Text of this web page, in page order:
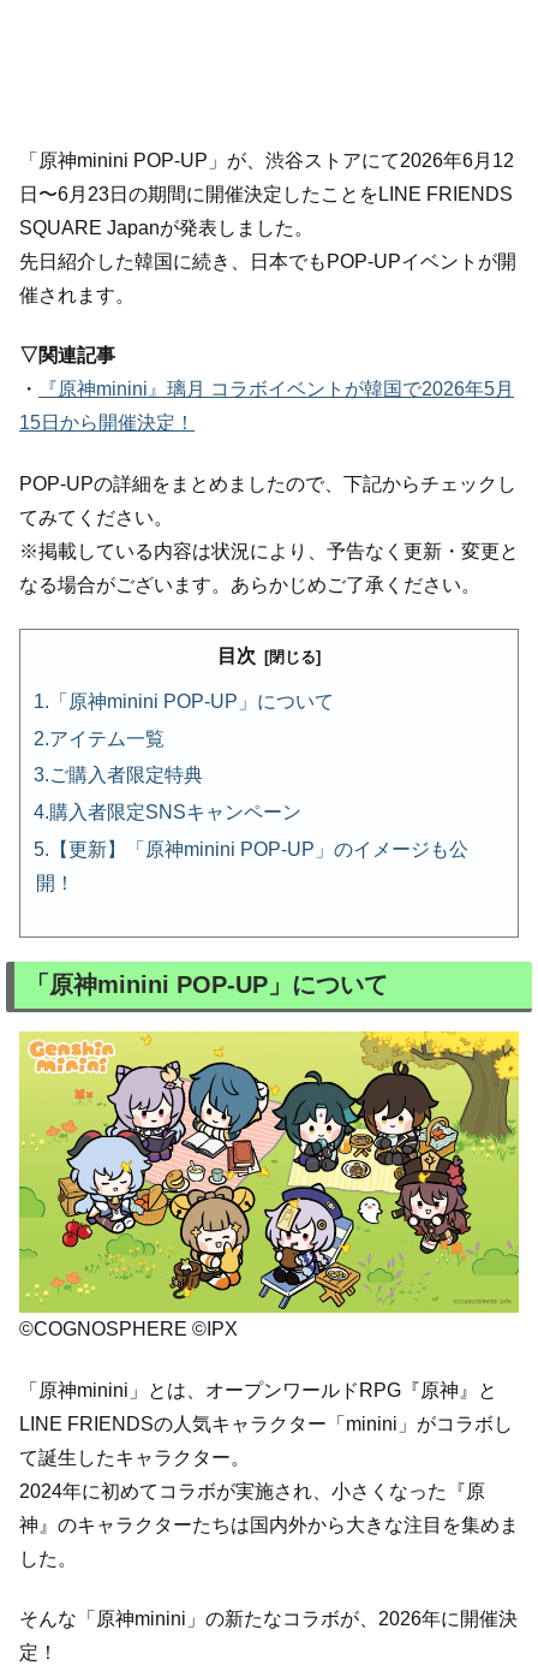
「原神minini POP-UP」が、渋谷ストアにて2026年6月12
日〜6月23日の期間に開催決定したことをLINE FRIENDS
SQUARE Japanが発表しました。
先日紹介した韓国に続き、日本でもPOP-UPイベントが開
催されます。
▽関連記事
・
『原神minini』璃月 コラボイベントが韓国で2026年5月
15日から開催決定！
POP-UPの詳細をまとめましたので、下記からチェックし
てみてください。
※掲載している内容は状況により、予告なく更新・変更と
なる場合がございます。あらかじめご了承ください。
目次
「原神minini POP-UP」について
アイテム一覧
ご購入者限定特典
購入者限定SNSキャンペーン
【更新】「原神minini POP-UP」のイメージも公
開！
「原神minini POP-UP」について
©COGNOSPHERE ©IPX
「原神minini」とは、オープンワールドRPG『原神』と
LINE FRIENDSの人気キャラクター「minini」がコラボし
て誕生したキャラクター。
2024年に初めてコラボが実施され、小さくなった『原
神』のキャラクターたちは国内外から大きな注目を集めま
した。
そんな「原神minini」の新たなコラボが、2026年に開催決
定！